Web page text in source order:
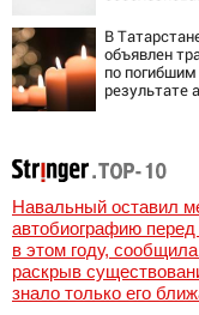
в
В
объявлен
по
результате
Навальный оставил
автобиографию
в этом году,
раскрыв
знало только его